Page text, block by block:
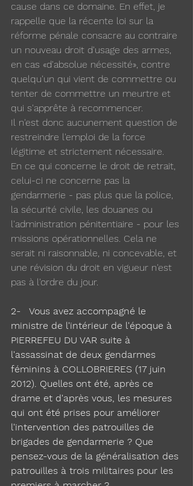
cause dans ce domaine. En effet, je
rappelle que la récente loi sur la
réforme pénale consacre au contraire
un nouveau droit d'usage des armes,
en cas «d'absolue nécessité», contre
quelqu'un qui vient de commettre ou
tenter de commettre un meurtre et
qui s'apprête à recommencer.
Il n'est donc aucunement question de
restreindre l'emploi de la force
légitime et strictement nécessaire.
En ce qui concerne le droit de retrait,
celui-ci ne concerne pas la
gendarmerie - pas plus que la police,
la sécurité civile, les douanes ou
l'administration pénitentiaire - pour les
missions opérationnelles. Cela ne
serait ni raisonnable, ni concevable, et
une révision du droit en vigueur n'est
pas à l'ordre du jour.
2-   Vous avez accompagné le
ministre de l'intérieur de l'époque à
PIERREFEU DU VAR suite à
l'assassinat de deux gendarmes
féminins à COLLOBRIERES (17 juin
2012). Quelles ont été, après ce
drame et d'après vous, les mesures
qui ont été prises pour améliorer
l'intervention des patrouilles de
brigades de gendarmerie ? Que
pensez-vous de la généralisation des
patrouilles à trois militaires pour les